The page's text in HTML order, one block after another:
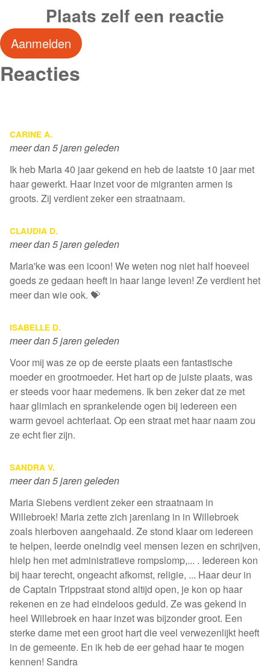
Plaats zelf een reactie
Aanmelden
Reacties
CARINE A.
meer dan 5 jaren geleden
Ik heb Maria 40 jaar gekend en heb de laatste 10 jaar met
haar gewerkt. Haar inzet voor de migranten armen is
groots. Zij verdient zeker een straatnaam.
CLAUDIA D.
meer dan 5 jaren geleden
Maria'ke was een icoon! We weten nog niet half hoeveel
goeds ze gedaan heeft in haar lange leven! Ze verdient het
meer dan wie ook. 💝
ISABELLE D.
meer dan 5 jaren geleden
Voor mij was ze op de eerste plaats een fantastische
moeder en grootmoeder. Het hart op de juiste plaats, was
er steeds voor haar medemens. Ik ben zeker dat ze met
haar glimlach en sprankelende ogen bij iedereen een
warm gevoel achterlaat. Op een straat met haar naam zou
ze echt fier zijn.
SANDRA V.
meer dan 5 jaren geleden
Maria Siebens verdient zeker een straatnaam in
Willebroek! Maria zette zich jarenlang in in Willebroek
zoals hierboven aangehaald. Ze stond klaar om iedereen
te helpen, leerde oneindig veel mensen lezen en schrijven,
hielp hen met administratieve rompslomp,... . Iedereen kon
bij haar terecht, ongeacht afkomst, religie, ... Haar deur in
de Captain Trippstraat stond altijd open, je kon op haar
rekenen en ze had eindeloos geduld. Ze was gekend in
heel Willebroek en haar inzet was bijzonder groot. Een
sterke dame met een groot hart die veel verwezenlijkt heeft
in de gemeente. En ik heb de eer gehad haar te mogen
kennen! Sandra